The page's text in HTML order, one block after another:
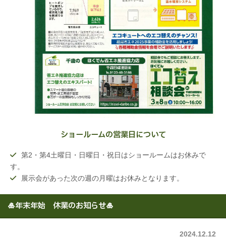
ショールームの営業日について
第2・第4土曜日・日曜日・祝日はショールームはお休みで
す。
展示会があった次の週の月曜はお休みとなります。
🎍年末年始 休業のお知らせ🎍
2024.12.12